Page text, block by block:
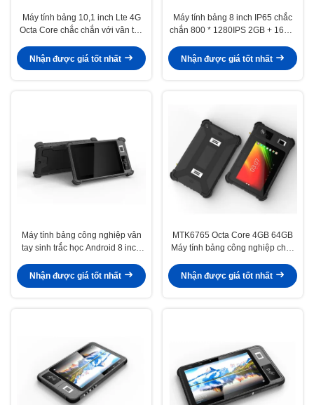
Máy tính bảng 10,1 inch Lte 4G
Octa Core chắc chắn với vân tay
Nhận được giá tốt nhất
Máy tính bảng 8 inch IP65 chắc
chắn 800 * 1280IPS 2GB + 16GB
9.0
Nhận được giá tốt nhất
Máy tính bảng công nghiệp vân
tay sinh trắc học Android 8 inch
chắc chắn chống thấm nước Pc
Nhận được giá tốt nhất
MTK6765 Octa Core 4GB 64GB
Máy tính bảng công nghiệp chắc
RJ45 RS232
Nhận được giá tốt nhất